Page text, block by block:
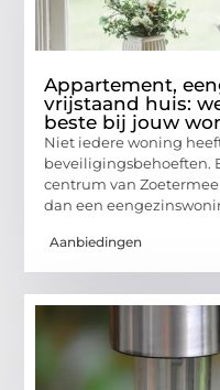
Appartement,
vrijstaand huis:
beste bij jouw
Niet iedere woning
beveiligingsbehoeften.
centrum van
dan een
Aanbiedingen